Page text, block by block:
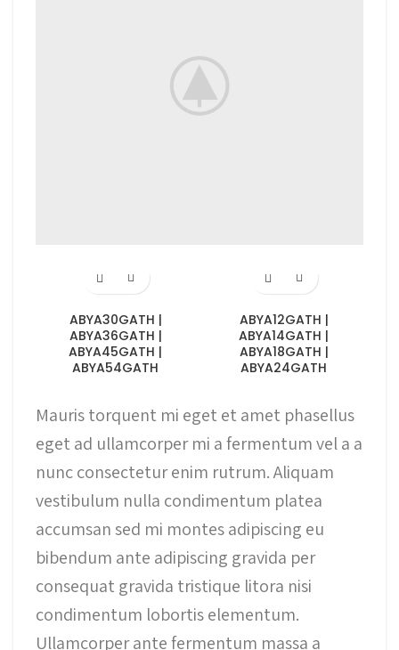
ABYA12GATH |
ABYA14GATH |
ABYA18GATH |
ABYA24GATH
ABYA30GATH |
ABYA36GATH |
ABYA45GATH |
ABYA54GATH
Mauris torquent mi eget et amet phasellus
eget ad ullamcorper mi a fermentum vel a a
nunc consectetur enim rutrum. Aliquam
vestibulum nulla condimentum platea
accumsan sed mi montes adipiscing eu
bibendum ante adipiscing gravida per
consequat gravida tristique litora nisi
condimentum lobortis elementum.
Ullamcorper ante fermentum massa a